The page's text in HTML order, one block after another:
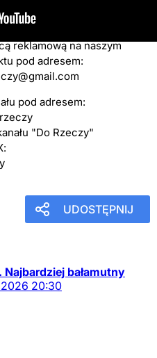
reklamową na naszym
pod adresem:
pod adresem:
"Do Rzeczy"
UDOSTĘPNIJ
bałamutny
2026 20:30